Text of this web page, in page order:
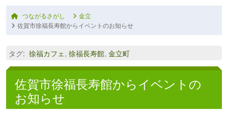
つながるさがし
金立
佐賀市徐福長寿館からイベントのお知らせ
タグ: 徐福カフェ, 徐福長寿館, 金立町
佐賀市徐福長寿館からイベントの
お知らせ